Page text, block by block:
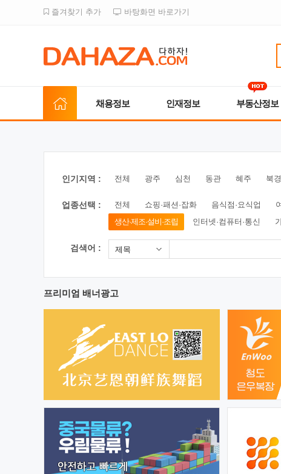
즐겨찾기 추가 바탕화면 바로가기
채용정보 인재정보 부동산정보
인기지역 : 전체 광주 심천 동관 혜주 북경
업종선택 : 전체 쇼핑·패션·잡화 음식점·요식업
생산·제조·설비·조립
인터넷·컴퓨터·통신
검색어 : 제목
프리미엄 배너광고